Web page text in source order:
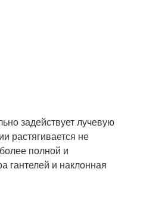
задействует лучевую
растягивается не
полной и
гантелей и наклонная